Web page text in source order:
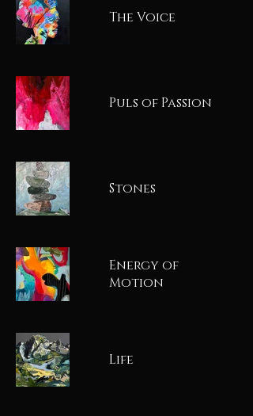
The Voice
Puls of Passion
Stones
Energy of
Motion
Life